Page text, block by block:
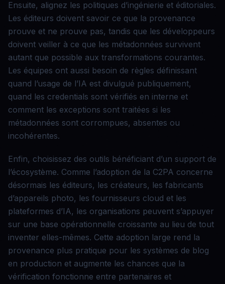
Ensuite, alignez les politiques d’ingénierie et éditoriales.
Les éditeurs doivent savoir ce que la provenance
prouve et ne prouve pas, tandis que les développeurs
doivent veiller à ce que les métadonnées survivent
autant que possible aux transformations courantes.
Les équipes ont aussi besoin de règles définissant
quand l’usage de l’IA est divulgué publiquement,
quand les credentials sont vérifiés en interne et
comment les exceptions sont traitées si les
métadonnées sont corrompues, absentes ou
incohérentes.
Enfin, choisissez des outils bénéficiant d’un support de
l’écosystème. Comme l’adoption de la C2PA concerne
désormais les éditeurs, les créateurs, les fabricants
d’appareils photo, les fournisseurs cloud et les
plateformes d’IA, les organisations peuvent s’appuyer
sur une base opérationnelle croissante au lieu de tout
inventer elles-mêmes. Cette adoption large rend la
provenance plus pratique pour les systèmes de blog
en production et augmente les chances que la
vérification fonctionne entre partenaires et